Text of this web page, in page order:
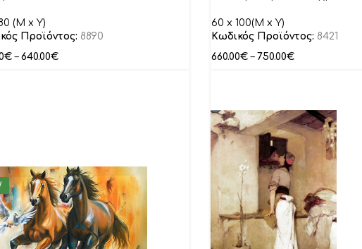
(M x Y)
Προϊόντος: 8890
€ – 640.00€
60 x 100(M x Y)
Κωδικός Προϊόντος: 8421
660.00€ – 750.00€